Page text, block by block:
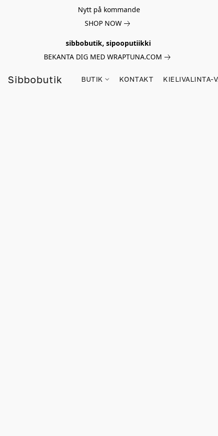
Nytt på kommande
SHOP NOW
sibbobutik, sipooputiikki
BEKANTA DIG MED WRAPTUNA.COM
Sibbobutik BUTIK KONTAKT KIELIVALINTA-